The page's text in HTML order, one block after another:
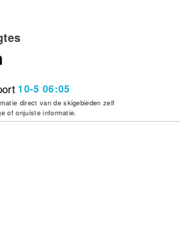
10-5 06:05
direct van de skigebieden zelf
of onjuiste informatie.